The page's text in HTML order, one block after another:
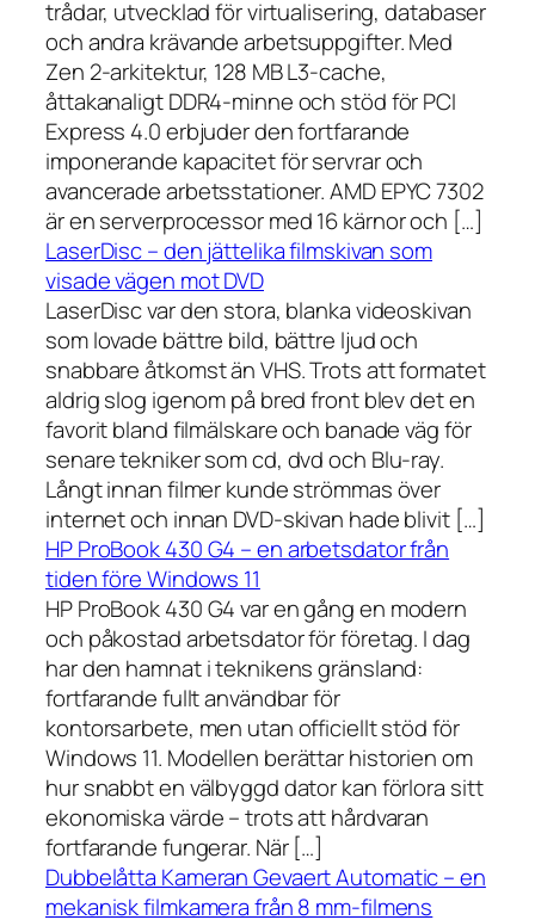
trådar, utvecklad för virtualisering, databaser
och andra krävande arbetsuppgifter. Med
Zen 2-arkitektur, 128 MB L3-cache,
åttakanaligt DDR4-minne och stöd för PCI
Express 4.0 erbjuder den fortfarande
imponerande kapacitet för servrar och
avancerade arbetsstationer. AMD EPYC 7302
är en serverprocessor med 16 kärnor och […]
LaserDisc – den jättelika filmskivan som
visade vägen mot DVD
LaserDisc var den stora, blanka videoskivan
som lovade bättre bild, bättre ljud och
snabbare åtkomst än VHS. Trots att formatet
aldrig slog igenom på bred front blev det en
favorit bland filmälskare och banade väg för
senare tekniker som cd, dvd och Blu-ray.
Långt innan filmer kunde strömmas över
internet och innan DVD-skivan hade blivit […]
HP ProBook 430 G4 – en arbetsdator från
tiden före Windows 11
HP ProBook 430 G4 var en gång en modern
och påkostad arbetsdator för företag. I dag
har den hamnat i teknikens gränsland:
fortfarande fullt användbar för
kontorsarbete, men utan officiellt stöd för
Windows 11. Modellen berättar historien om
hur snabbt en välbyggd dator kan förlora sitt
ekonomiska värde – trots att hårdvaran
fortfarande fungerar. När […]
Dubbelåtta Kameran Gevaert Automatic – en
mekanisk filmkamera från 8 mm-filmens